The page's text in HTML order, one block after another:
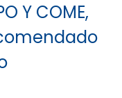
Y COME,